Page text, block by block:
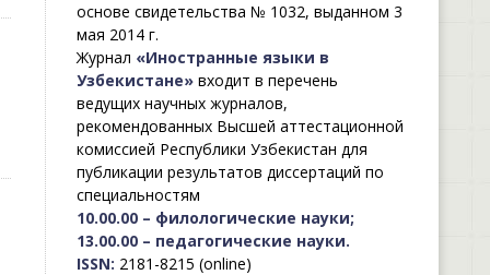
основе свидетельства № 1032, выданном 3
мая 2014 г.
Журнал «Иностранные языки в
Узбекистане»входит в перечень
ведущих научных журналов,
рекомендованных Высшей аттестационной
комиссией Республики Узбекистан для
публикации результатов диссертаций по
специальностям
10.00.00 – филологические науки;
13.00.00 – педагогические науки.
ISSN: 2181-8215 (online)